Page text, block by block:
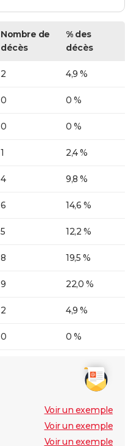
Nombre de
décès
% des
décès
2 4,9 %
0 0 %
0 0 %
1 2,4 %
4 9,8 %
6 14,6 %
5 12,2 %
8 19,5 %
9 22,0 %
2 4,9 %
0 0 %
Voir un exemple
Voir un exemple
Voir un exemple